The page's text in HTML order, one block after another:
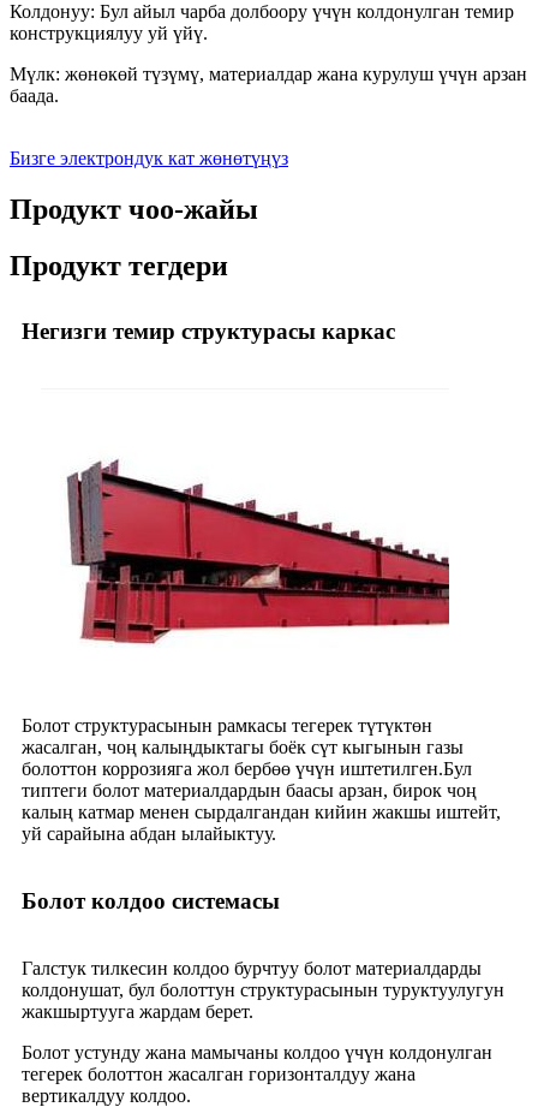
Колдонуу: Бул айыл чарба долбоору үчүн колдонулган темир
конструкциялуу уй үйү.
Мүлк: жөнөкөй түзүмү, материалдар жана курулуш үчүн арзан
баада.
Бизге электрондук кат жөнөтүңүз
Продукт чоо-жайы
Продукт тегдери
Негизги темир структурасы каркас
Болот структурасынын рамкасы тегерек түтүктөн
жасалган, чоң калыңдыктагы боёк сүт кыгынын газы
болоттон коррозияга жол бербөө үчүн иштетилген.Бул
типтеги болот материалдардын баасы арзан, бирок чоң
калың катмар менен сырдалгандан кийин жакшы иштейт,
уй сарайына абдан ылайыктуу.
Болот колдоо системасы
Галстук тилкесин колдоо бурчтуу болот материалдарды
колдонушат, бул болоттун структурасынын туруктуулугун
жакшыртууга жардам берет.
Болот устунду жана мамычаны колдоо үчүн колдонулган
тегерек болоттон жасалган горизонталдуу жана
вертикалдуу колдоо.